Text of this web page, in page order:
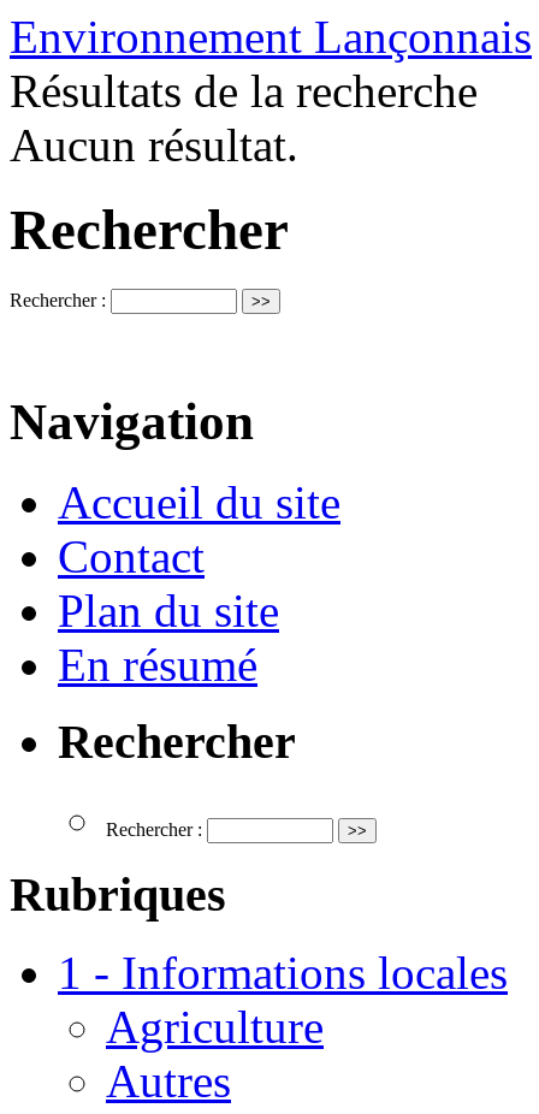
Environnement Lançonnais
Résultats de la recherche
Aucun résultat.
Rechercher
Rechercher :
Navigation
Accueil du site
Contact
Plan du site
En résumé
Rechercher
Rechercher :
Rubriques
1 - Informations locales
Agriculture
Autres